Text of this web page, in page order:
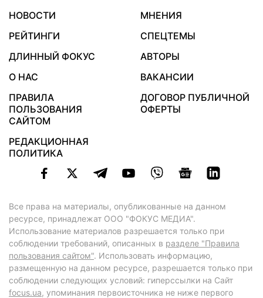
НОВОСТИ
МНЕНИЯ
РЕЙТИНГИ
СПЕЦТЕМЫ
ДЛИННЫЙ ФОКУС
АВТОРЫ
О НАС
ВАКАНСИИ
ПРАВИЛА
ПОЛЬЗОВАНИЯ
САЙТОМ
ДОГОВОР ПУБЛИЧНОЙ
ОФЕРТЫ
РЕДАКЦИОННАЯ
ПОЛИТИКА
Все права на материалы, опубликованные на данном
ресурсе, принадлежат ООО "ФОКУС МЕДИА".
Использование материалов разрешается только при
соблюдении требований, описанных в разделе "Правила
пользования сайтом". Использовать информацию,
размещенную на данном ресурсе, разрешается только при
соблюдении следующих условий: гиперссылки на Сайт
focus.ua, упоминания первоисточника не ниже первого